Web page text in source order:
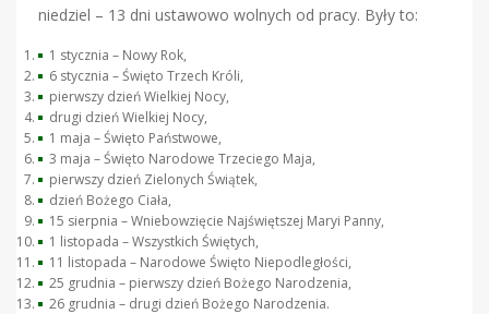
niedziel – 13 dni ustawowo wolnych od pracy. Były to:
1 stycznia – Nowy Rok,
6 stycznia – Święto Trzech Króli,
pierwszy dzień Wielkiej Nocy,
drugi dzień Wielkiej Nocy,
1 maja – Święto Państwowe,
3 maja – Święto Narodowe Trzeciego Maja,
pierwszy dzień Zielonych Świątek,
dzień Bożego Ciała,
15 sierpnia – Wniebowzięcie Najświętszej Maryi Panny,
1 listopada – Wszystkich Świętych,
11 listopada – Narodowe Święto Niepodległości,
25 grudnia – pierwszy dzień Bożego Narodzenia,
26 grudnia – drugi dzień Bożego Narodzenia.